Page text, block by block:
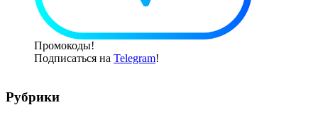
Промокоды!
Подписаться на Telegram!
Рубрики